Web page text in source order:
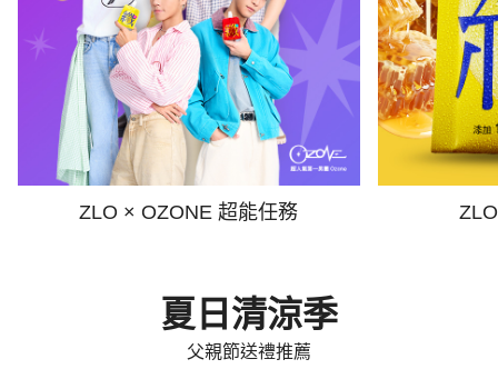
ZLO × OZONE 超能任務
夏日清涼季
父親節送禮推薦